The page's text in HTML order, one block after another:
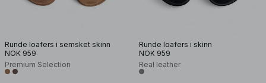
Runde loafers i semsket skinn
NOK 959
Premium Selection
Runde loafers i skinn
NOK 959
Real leather